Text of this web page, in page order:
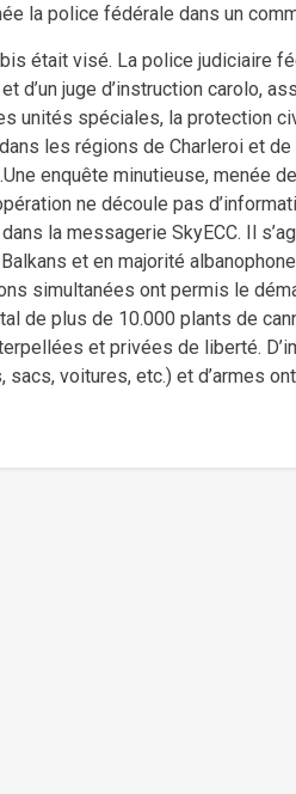
la police fédérale dans un
était visé. La police judiciaire
d’un juge d’instruction carolo,
unités spéciales, la protection
les régions de Charleroi et
enquête minutieuse, menée
ne découle pas
la messagerie SkyECC. Il
et en majorité
simultanées ont permis le
de plus de 10.000 plants de
et privées de liberté.
voitures, etc.) et d’armes